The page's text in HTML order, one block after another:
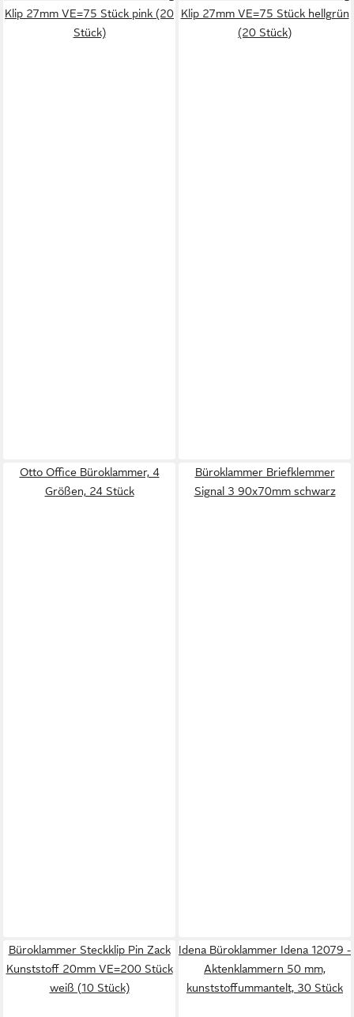
Klip 27mm VE=75 Stück pink (20
Stück)
Klip 27mm VE=75 Stück hellgrün
(20 Stück)
Otto Office Büroklammer, 4
Größen, 24 Stück
Büroklammer Briefklemmer
Signal 3 90x70mm schwarz
Büroklammer Steckklip Pin Zack
Kunststoff 20mm VE=200 Stück
weiß (10 Stück)
Idena Büroklammer Idena 12079 -
Aktenklammern 50 mm,
kunststoffummantelt, 30 Stück